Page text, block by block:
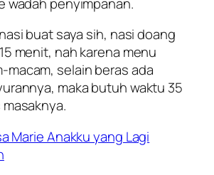
buat saya sih, nasi doang
menit, nah karena menu
macam, selain beras ada
maka butuh waktu 35
Marie Anakku yang Lagi